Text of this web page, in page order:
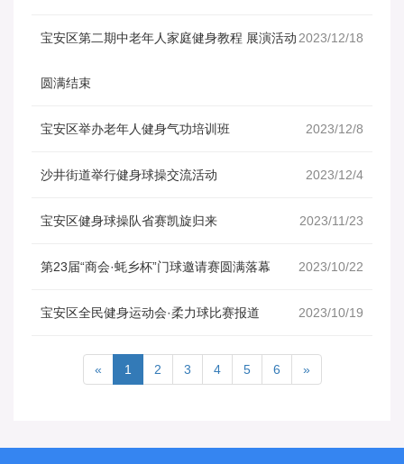
2023/12/18
宝安区第二期中老年人家庭健身教程 展演活动
圆满结束
2023/12/8
宝安区举办老年人健身气功培训班
2023/12/4
沙井街道举行健身球操交流活动
2023/11/23
宝安区健身球操队省赛凯旋归来
2023/10/22
第23届“商会·蚝乡杯”门球邀请赛圆满落幕
2023/10/19
宝安区全民健身运动会·柔力球比赛报道
« 1 2 3 4 5 6 »